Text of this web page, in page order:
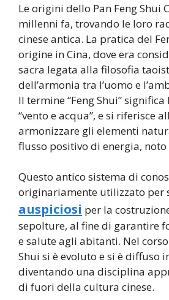
Le origini dello Pan Feng Shui
millenni fa, trovando le loro
cinese antica. La pratica del
origine in Cina, dove era
sacra legata alla filosofia
dell’armonia tra l’uomo e
Il termine “Feng Shui”
“vento e acqua”, e si riferisce
armonizzare gli elementi
flusso positivo di energia, noto
Questo antico sistema di
originariamente utilizzato per
auspiciosi per la
sepolture, al fine di garantire
e salute agli abitanti. Nel
Shui si è evoluto e si è diffuso
diventando una disciplina
di fuori della cultura cinese.